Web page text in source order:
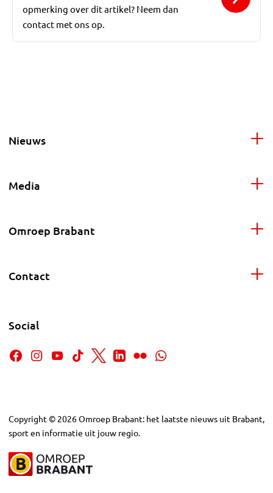
opmerking over dit artikel? Neem dan
contact met ons op.
Nieuws
Media
Omroep Brabant
Contact
Social
Copyright © 2026Omroep Brabant: het laatste nieuws uit Brabant,
sport en informatie uit jouw regio.